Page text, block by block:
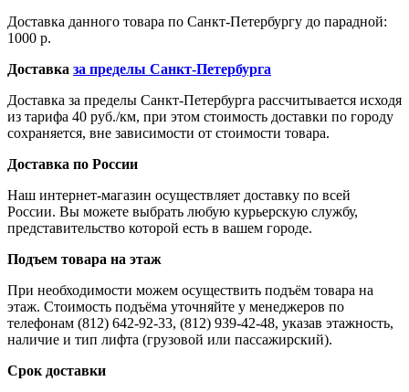
Доставка данного товара по Санкт-Петербургу до парадной:
1000 р.
Доставка за пределы Санкт-Петербурга
Доставка за пределы Санкт-Петербурга рассчитывается исходя
из тарифа 40 руб./км, при этом стоимость доставки по городу
сохраняется, вне зависимости от стоимости товара.
Доставка по России
Наш интернет-магазин осуществляет доставку по всей
России. Вы можете выбрать любую курьерскую службу,
представительство которой есть в вашем городе.
Подъем товара на этаж
При необходимости можем осуществить подъём товара на
этаж. Стоимость подъёма уточняйте у менеджеров по
телефонам (812) 642-92-33, (812) 939-42-48, указав этажность,
наличие и тип лифта (грузовой или пассажирский).
Срок доставки